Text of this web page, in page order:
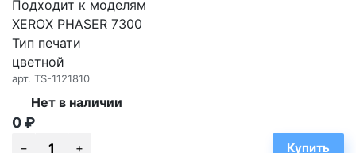
Подходит к моделям
XEROX PHASER 7300
Тип печати
цветной
арт. TS-1121810
Нет в наличии
0₽